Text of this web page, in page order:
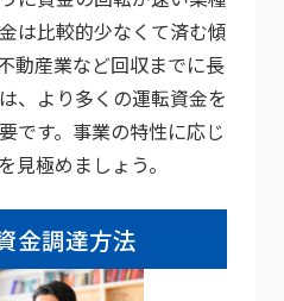
は比較的少なくて済む傾
動産業など回収までに長
、より多くの運転資金を
です。事業の特性に応じ
見極めましょう。
金調達方法